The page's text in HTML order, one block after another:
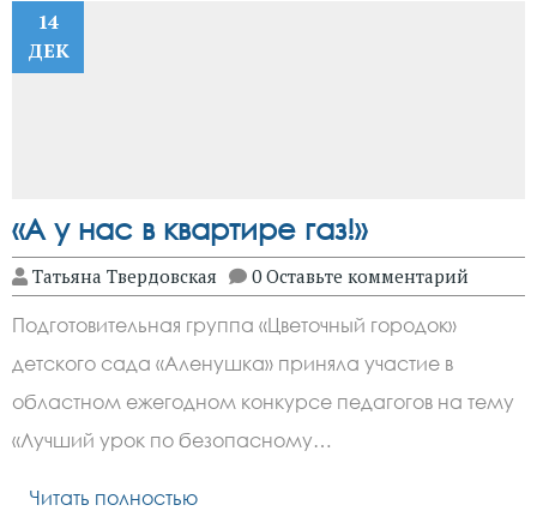
14
ДЕК
«А у нас в квартире газ!»
Татьяна Твердовская 0 Оставьте комментарий
Подготовительная группа «Цветочный городок»
детского сада «Аленушка» приняла участие в
областном ежегодном конкурсе педагогов на тему
«Лучший урок по безопасному…
Читать полностью